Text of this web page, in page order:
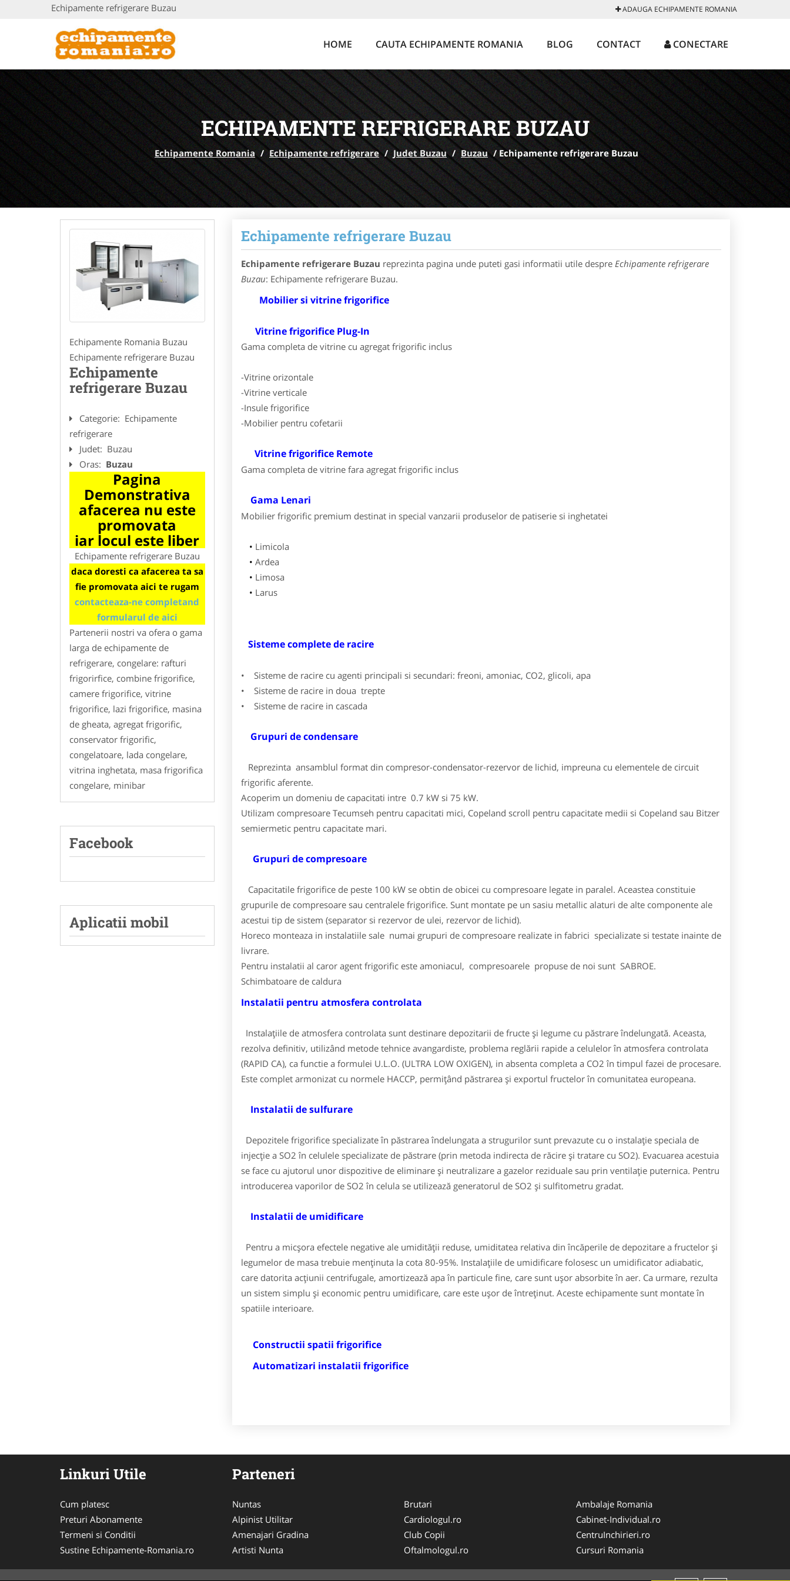
Echipamente refrigerare Buzau ADAUGA ECHIPAMENTE ROMANIA
HOME CAUTA ECHIPAMENTE ROMANIA BLOG CONTACT CONECTARE
ECHIPAMENTE REFRIGERARE BUZAU
Echipamente Romania / Echipamente refrigerare / Judet Buzau / Buzau / Echipamente refrigerare Buzau
Echipamente Romania Buzau
Echipamente refrigerare Buzau
Echipamente
refrigerare Buzau
Categorie: Echipamente
refrigerare
Judet: Buzau
Oras: Buzau
Pagina
Demonstrativa
afacerea nu este
promovata
iar locul este liber
Echipamente refrigerare Buzau
daca doresti ca afacerea ta sa
fie promovata aici te rugam
contacteaza-ne completand
formularul de aici
Partenerii nostri va ofera o gama
larga de echipamente de
refrigerare, congelare: rafturi
frigorirfice, combine frigorifice,
camere frigorifice, vitrine
frigorifice, lazi frigorifice, masina
de gheata, agregat frigorific,
conservator frigorific,
congelatoare, lada congelare,
vitrina inghetata, masa frigorifica
congelare, minibar
Facebook
Aplicatii mobil
Echipamente refrigerare Buzau
Echipamente refrigerare Buzau reprezinta pagina unde puteti gasi informatii utile despre Echipamente refrigerare
Buzau: Echipamente refrigerare Buzau.
Mobilier si vitrine frigorifice
Vitrine frigorifice Plug-In
Gama completa de vitrine cu agregat frigorific inclus
-Vitrine orizontale
-Vitrine verticale
-Insule frigorifice
-Mobilier pentru cofetarii
Vitrine frigorifice Remote
Gama completa de vitrine fara agregat frigorific inclus
Gama Lenari
Mobilier frigorific premium destinat in special vanzarii produselor de patiserie si inghetatei
Limicola
Ardea
Limosa
Larus
Sisteme complete de racire
• Sisteme de racire cu agenti principali si secundari: freoni, amoniac, CO2, glicoli, apa
• Sisteme de racire in doua trepte
• Sisteme de racire in cascada
Grupuri de condensare
Reprezinta ansamblul format din compresor-condensator-rezervor de lichid, impreuna cu elementele de circuit
frigorific aferente.
Acoperim un domeniu de capacitati intre 0.7 kW si 75 kW.
Utilizam compresoare Tecumseh pentru capacitati mici, Copeland scroll pentru capacitate medii si Copeland sau Bitzer
semiermetic pentru capacitate mari.
Grupuri de compresoare
Capacitatile frigorifice de peste 100 kW se obtin de obicei cu compresoare legate in paralel. Aceastea constituie
grupurile de compresoare sau centralele frigorifice. Sunt montate pe un sasiu metallic alaturi de alte componente ale
acestui tip de sistem (separator si rezervor de ulei, rezervor de lichid).
Horeco monteaza in instalatiile sale numai grupuri de compresoare realizate in fabrici specializate si testate inainte de
livrare.
Pentru instalatii al caror agent frigorific este amoniacul, compresoarele propuse de noi sunt SABROE.
Schimbatoare de caldura
Instalatii pentru atmosfera controlata
Instalațiile de atmosfera controlata sunt destinare depozitarii de fructe și legume cu păstrare îndelungată. Aceasta,
rezolva definitiv, utilizând metode tehnice avangardiste, problema reglării rapide a celulelor în atmosfera controlata
(RAPID CA), ca functie a formulei U.L.O. (ULTRA LOW OXIGEN), in absenta completa a CO2 în timpul fazei de procesare.
Este complet armonizat cu normele HACCP, permițând păstrarea și exportul fructelor în comunitatea europeana.
Instalatii de sulfurare
Depozitele frigorifice specializate în păstrarea îndelungata a strugurilor sunt prevazute cu o instalație speciala de
injecție a SO2 în celulele specializate de păstrare (prin metoda indirecta de răcire și tratare cu SO2). Evacuarea acestuia
se face cu ajutorul unor dispozitive de eliminare și neutralizare a gazelor reziduale sau prin ventilație puternica. Pentru
introducerea vaporilor de SO2 în celula se utilizează generatorul de SO2 și sulfitometru gradat.
Instalatii de umidificare
Pentru a micșora efectele negative ale umidității reduse, umiditatea relativa din încăperile de depozitare a fructelor și
legumelor de masa trebuie menținuta la cota 80-95%. Instalațiile de umidificare folosesc un umidificator adiabatic,
care datorita acțiunii centrifugale, amortizează apa în particule fine, care sunt ușor absorbite în aer. Ca urmare, rezulta
un sistem simplu și economic pentru umidificare, care este ușor de întreținut. Aceste echipamente sunt montate în
spatiile interioare.
Constructii spatii frigorifice
Automatizari instalatii frigorifice
Linkuri Utile
Cum platesc
Preturi Abonamente
Termeni si Conditii
Sustine Echipamente-Romania.ro
Parteneri
Nuntas
Alpinist Utilitar
Amenajari Gradina
Artisti Nunta
Brutari
Cardiologul.ro
Club Copii
Oftalmologul.ro
Ambalaje Romania
Cabinet-Individual.ro
CentruInchirieri.ro
Cursuri Romania